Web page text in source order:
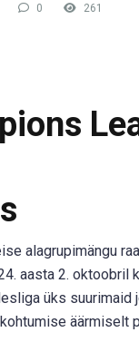
0 261
alagrupimängu
aasta 2.
üks
äärmiselt